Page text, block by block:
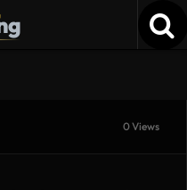
0 Views